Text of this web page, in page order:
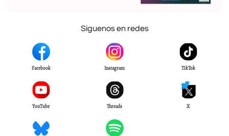
Síguenos en redes
Facebook Instagram TikTok
YouTube Threads X